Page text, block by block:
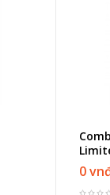
0